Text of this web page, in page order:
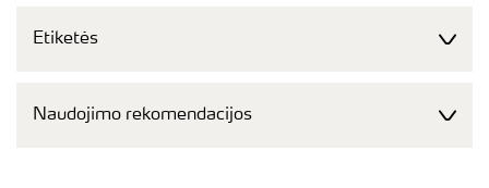
Etiketės
Naudojimo rekomendacijos